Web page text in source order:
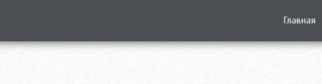
Главная